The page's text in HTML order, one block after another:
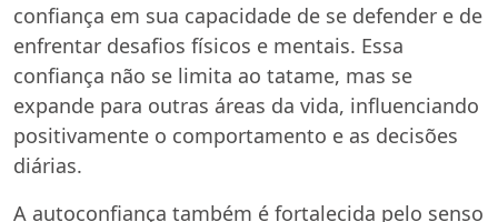
confiança em sua capacidade de se defender e de
enfrentar desafios físicos e mentais. Essa
confiança não se limita ao tatame, mas se
expande para outras áreas da vida, influenciando
positivamente o comportamento e as decisões
diárias.
A autoconfiança também é fortalecida pelo senso